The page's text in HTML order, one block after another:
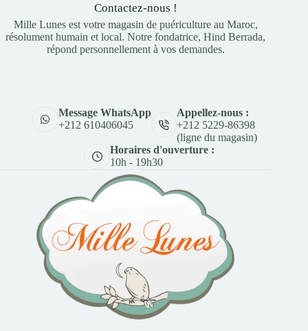
Contactez-nous !
Mille Lunes est votre magasin de puériculture au Maroc,
résolument humain et local. Notre fondatrice, Hind Berrada,
répond personnellement à vos demandes.
Message WhatsApp
+212 610406045
Appellez-nous :
+212 5229-86398
(ligne du magasin)
Horaires d'ouverture :
10h - 19h30